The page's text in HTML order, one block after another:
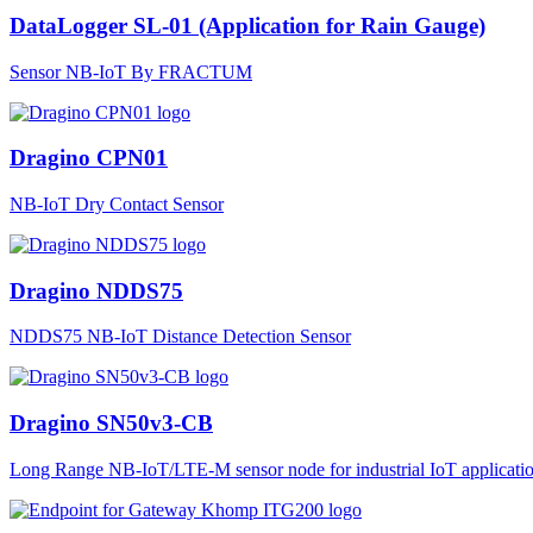
DataLogger SL-01 (Application for Rain Gauge)
Sensor NB-IoT By FRACTUM
Dragino CPN01
NB-IoT Dry Contact Sensor
Dragino NDDS75
NDDS75 NB-IoT Distance Detection Sensor
Dragino SN50v3-CB
Long Range NB-IoT/LTE-M sensor node for industrial IoT